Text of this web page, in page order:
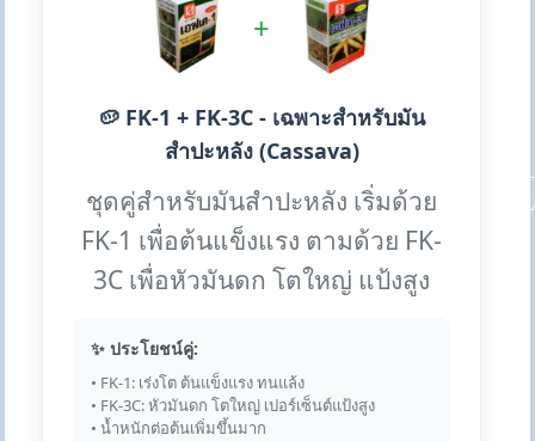
+
🥔 FK-1 + FK-3C - เฉพาะสำหรับมัน
สำปะหลัง (Cassava)
ชุดคู่สำหรับมันสำปะหลัง เริ่มด้วย
FK-1 เพื่อต้นแข็งแรง ตามด้วย FK-
3C เพื่อหัวมันดก โตใหญ่ แป้งสูง
✨ ประโยชน์คู่:
• FK-1: เร่งโต ต้นแข็งแรง ทนแล้ง
• FK-3C: หัวมันดก โตใหญ่ เปอร์เซ็นต์แป้งสูง
• น้ำหนักต่อต้นเพิ่มขึ้นมาก